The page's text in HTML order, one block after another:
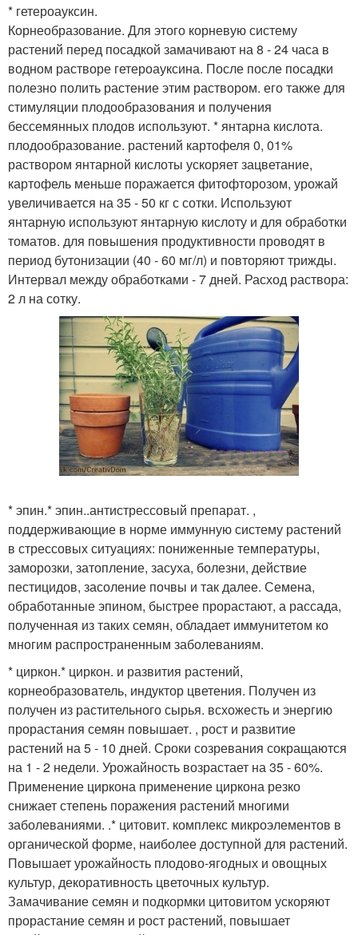
* гетероауксин.
Корнеобразование. Для этого корневую систему
растений перед посадкой замачивают на 8 - 24 часа в
водном растворе гетероауксина. После после посадки
полезно полить растение этим раствором. его также для
стимуляции плодообразования и получения
бессемянных плодов используют. * янтарна кислота.
плодообразование. растений картофеля 0, 01%
раствором янтарной кислоты ускоряет зацветание,
картофель меньше поражается фитофторозом, урожай
увеличивается на 35 - 50 кг с сотки. Используют
янтарную используют янтарную кислоту и для обработки
томатов. для повышения продуктивности проводят в
период бутонизации (40 - 60 мг/л) и повторяют трижды.
Интервал между обработками - 7 дней. Расход раствора:
2 л на сотку.
* эпин.* эпин..антистрессовый препарат. ,
поддерживающие в норме иммунную систему растений
в стрессовых ситуациях: пониженные температуры,
заморозки, затопление, засуха, болезни, действие
пестицидов, засоление почвы и так далее. Семена,
обработанные эпином, быстрее прорастают, а рассада,
полученная из таких семян, обладает иммунитетом ко
многим распространенным заболеваниям.
* циркон.* циркон. и развития растений,
корнеобразователь, индуктор цветения. Получен из
получен из растительного сырья. всхожесть и энергию
прорастания семян повышает. , рост и развитие
растений на 5 - 10 дней. Сроки созревания сокращаются
на 1 - 2 недели. Урожайность возрастает на 35 - 60%.
Применение циркона применение циркона резко
снижает степень поражения растений многими
заболеваниями. .* цитовит. комплекс микроэлементов в
органической форме, наиболее доступной для растений.
Повышает урожайность плодово-ягодных и овощных
культур, декоративность цветочных культур.
Замачивание семян и подкормки цитовитом ускоряют
прорастание семян и рост растений, повышает